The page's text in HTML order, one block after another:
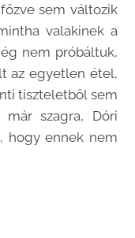
sem változik
valakinek a
nem próbáltuk,
az egyetlen étel,
tiszteletből sem
szagra, Dóri
hogy ennek nem